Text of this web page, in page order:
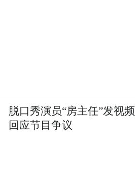
脱口秀演员“房主任”发视频
回应节目争议